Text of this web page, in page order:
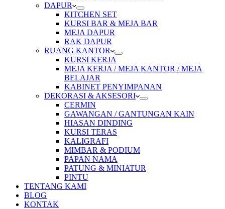
DAPUR
KITCHEN SET
KURSI BAR & MEJA BAR
MEJA DAPUR
RAK DAPUR
RUANG KANTOR
KURSI KERJA
MEJA KERJA / MEJA KANTOR / MEJA
BELAJAR
KABINET PENYIMPANAN
DEKORASI & AKSESORI
CERMIN
GAWANGAN / GANTUNGAN KAIN
HIASAN DINDING
KURSI TERAS
KALIGRAFI
MIMBAR & PODIUM
PAPAN NAMA
PATUNG & MINIATUR
PINTU
TENTANG KAMI
BLOG
KONTAK